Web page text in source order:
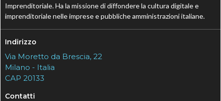
Imprenditoriale. Ha la missione di diffondere la cultura digitale e
imprenditoriale nelle imprese e pubbliche amministrazioni italiane.
Indirizzo
Via Moretto da Brescia, 22
Milano - Italia
CAP 20133
Contatti